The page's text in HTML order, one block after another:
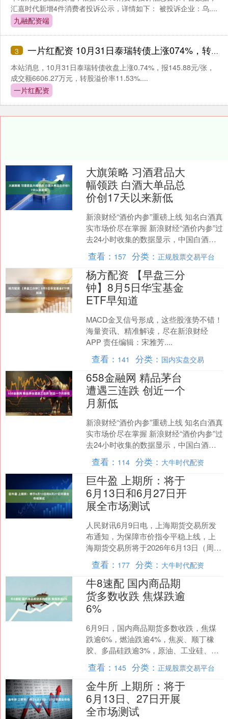
汇嘉时代新增4件消费者投诉公示，详情如下： 被投诉企业：乌....
九融配资端
3 一片红配资 10月31日泰瑞转债上涨074%，转股溢价率1153%
本站消息，10月31日泰瑞转债收盘上涨0.74%，报145.88元/张，
成交额6606.27万元，转股溢价率11.53%....
一片红配资
大旗策略 习酒君品大
幅领跌 白酒大单品总
价创17天以来新低
新浪财经“酒价内参”重磅上线 知名白酒真
实市场价尽在掌握 新浪财经“酒价内参”过
去24小时收集的数据显示，中国白酒市
场主要大单品的终端零售总价8月5日继
续下挫。....
查看： 157 分类： 正规股票交易平台
杨方配资 【早盘三分
钟】8月5日华宝基金
ETF早知道
MACD金叉信号形成，这些股涨势不错！
海量资讯、精准解读，尽在新浪财经
APP 责任编辑：宋雅芳....
查看： 141 分类： 国内实盘交易
658金融网 精品茅台
遭遇三连跌 创近一个
月新低
新浪财经“酒价内参”重磅上线 知名白酒真
实市场价尽在掌握 新浪财经“酒价内参”过
去24小时收集的数据显示，中国白酒市
场主要大单品的终端零售总价8月5日继
续下挫。....
查看： 114 分类： 大牛时代配资
巨牛盈 上期所：将于
6月13日和6月27日开
展全市场测试
人民财讯6月9日电，上海期货交易所发
布通知，为保障市价指令平稳上线，上
海期货交易所将于2026年6月13日（周
六）和6月27日（周六）开展全市场测
试。....
查看： 177 分类： 大牛时代配资
牛8速配 国内商品期
货多数收跌 焦煤跌逾
6%
6月9日，国内商品期货多数收跌，焦煤
跌逾6%，燃油跌逾4%，焦炭、顺丁橡
胶、多晶硅跌逾3%，原油、工业硅、烧
碱、苯乙烯跌逾2%；欧线集运涨逾
3%。....
查看： 145 分类： 正规股票交易平台
金牛所 上期所：将于
6月13日、27日开展
全市场测试